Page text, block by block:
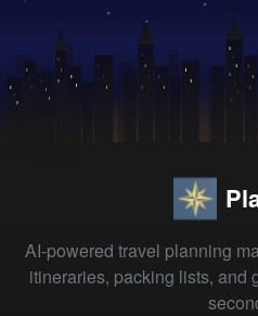
AI-powered travel planning
itineraries, packing lists, and